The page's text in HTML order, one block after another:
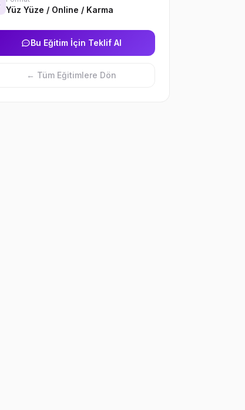
Yüz Yüze / Online / Karma
Bu Eğitim İçin Teklif Al
← Tüm Eğitimlere Dön